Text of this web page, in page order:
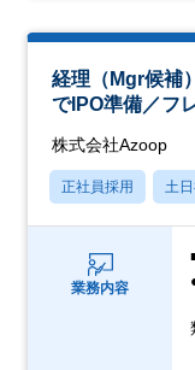
経理（Mgr候補
でIPO準備／フ
株式会社Azoop
正社員採用 土
業務内容